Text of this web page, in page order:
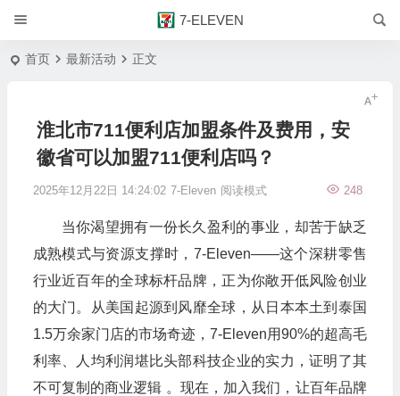
7-ELEVEN
首页 最新活动 正文
淮北市711便利店加盟条件及费用，安
徽省可以加盟711便利店吗？
2025年12月22日 14:24:02 7-Eleven 248
阅读模式
当你渴望拥有一份长久盈利的事业，却苦于缺乏
成熟模式与资源支撑时，7-Eleven——这个深耕零售
行业近百年的全球标杆品牌，正为你敞开低风险创业
的大门。从美国起源到风靡全球，从日本本土到泰国
1.5万余家门店的市场奇迹，7-Eleven用90%的超高毛
利率、人均利润堪比头部科技企业的实力，证明了其
不可复制的商业逻辑 。现在，加入我们，让百年品牌